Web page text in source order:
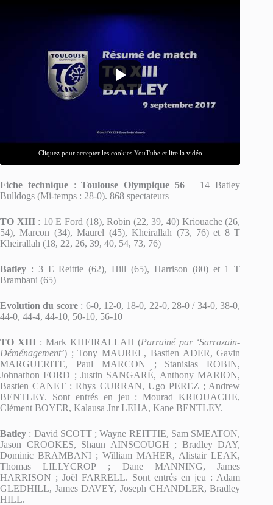
Cliquez pour accepter les cookies YouTube et lire la vidéo
Fiche technique:Toulouse Olympique 56– 14 Batley
Bulldogs (Mi-temps : 28-0). 868 spectateurs
TO XIII: 10 E Ford (18), Robin (22, 39, 40) Kriouache (26,
54), Marcon (34), Maurel (45), Kheirallah (73, 76) et 8 T
Kheirallah (18, 22, 26, 39, 40, 54, 73, 76)
Batley : 3 E Reittie (62), Hill (65), Harrison (80) et 1 T
Brambani (65)
Evolution du score: 6-0, 12-0, 18-0, 22-0, 28-0 / 34-0, 38-0,
44-0, 44-4, 44-10, 50-10, 56-10
TO XIII: Mark KHEIRALLAH (Parrainé par ‘Sarrazain-
Déménagement’) ; Tony MAUREL, Bastien ADER, Gavin
MARGUERITE, Paul MARCON ; Stanislas ROBIN,
Johnathon FORD ; Justin SANGARÉ, Anthony MARION,
Bastien CANET ; Rhys CURRAN, Ugo PEREZ ; Andrew
BENTLEY. Sont entrés en jeu : Mourad KRIOUACHE,
Clément BOYER, Kalausa Jnr LEHA, Kane BENTLEY.
Batley : David SCOTT ; Wayne REITTIE, Sam SMEATON,
Jason CROOKES, Shaun AINSCOUGH ; Bradley DAY,
Dominic BRAMBANI ; William MAHER, Alistair LEAK,
Thomas LILLYCROP ; Dane MANNING, James
HARRISON ; Joël FARRELL. Sont entrés en jeu : Adam
GLEDHILL, James DAVEY, Joseph CHANDLER, Bradley
HILL.